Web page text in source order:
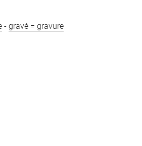
-gravé = gravure